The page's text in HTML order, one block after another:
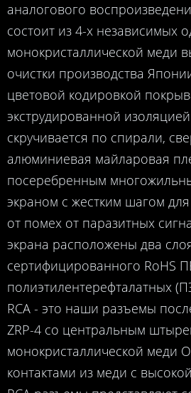
аналогового
состоит из 4-х независимых
монокристаллической меди
очистки производства
цветовой кодировкой
экструдированной
скручивается по спирали,
алюминиевая майларовая
посеребренным
экраном с жестким шагом
от помех от паразитных
экрана расположены два
сертифицированного RoHS
полиэтилентерефталатных
RCA - это наши разъемы
ZRP-4 со центральным
монокристаллической меди
контактами из меди с